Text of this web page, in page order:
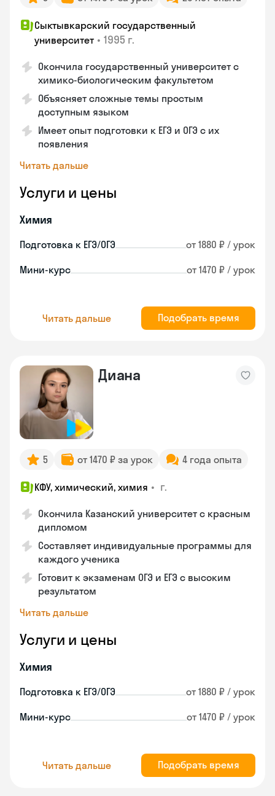
Сыктывкарский государственный
университет • 1995 г.
Окончила государственный университет с
химико-биологическим факультетом
Объясняет сложные темы простым
доступным языком
Имеет опыт подготовки к ЕГЭ и ОГЭ с их
появления
Читать дальше
Услуги и цены
Химия
Подготовка к ЕГЭ/ОГЭ от 1880 ₽ / урок
Мини-курс от 1470 ₽ / урок
Читать дальше Подобрать время
Диана
5 от 1470 ₽ за урок 4 года опыта
КФУ, химический, химия • г.
Окончила Казанский университет с красным
дипломом
Составляет индивидуальные программы для
каждого ученика
Готовит к экзаменам ОГЭ и ЕГЭ с высоким
результатом
Читать дальше
Услуги и цены
Химия
Подготовка к ЕГЭ/ОГЭ от 1880 ₽ / урок
Мини-курс от 1470 ₽ / урок
Читать дальше Подобрать время